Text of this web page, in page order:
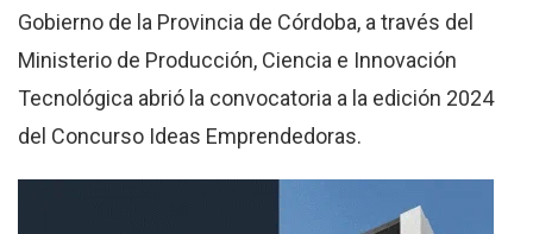
Gobierno de la Provincia de Córdoba, a través del
Ministerio de Producción, Ciencia e Innovación
Tecnológica abrió la convocatoria a la edición 2024
del Concurso Ideas Emprendedoras.